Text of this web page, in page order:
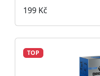
199 Kč
TOP